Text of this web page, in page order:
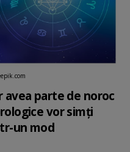
avea parte de noroc
vor simți
un mod